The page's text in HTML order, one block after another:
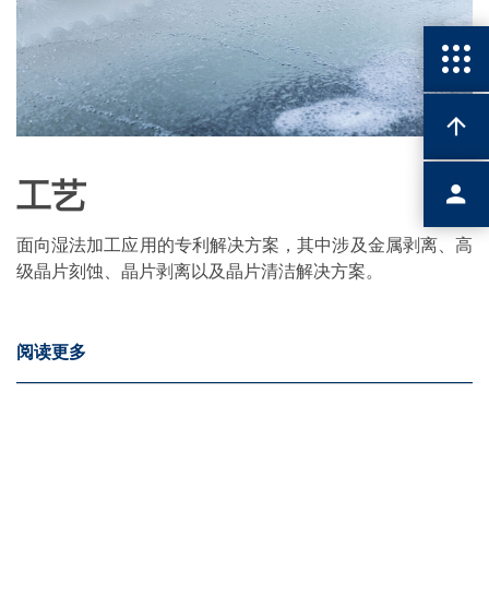
工艺
面向湿法加工应用的专利解决方案，其中涉及金属剥离、高
级晶片刻蚀、晶片剥离以及晶片清洁解决方案。
阅读更多